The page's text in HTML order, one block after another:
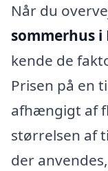
Når du
sommerhus i
kende de
Prisen på en
afhængigt af
størrelsen af
der